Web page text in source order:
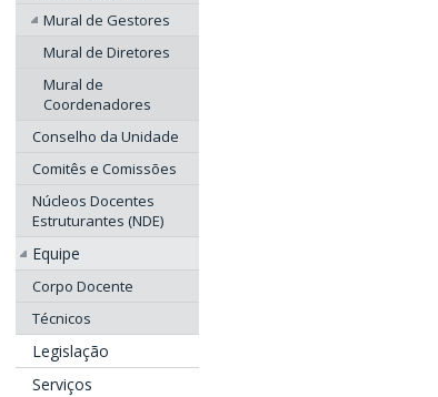
Mural de Gestores
Mural de Diretores
Mural de
Coordenadores
Conselho da Unidade
Comitês e Comissões
Núcleos Docentes
Estruturantes (NDE)
Equipe
Corpo Docente
Técnicos
Legislação
Serviços